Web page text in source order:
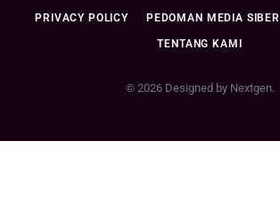
PRIVACY POLICY PEDOMAN MEDIA SIBER
TENTANG KAMI
© 2026 Designed by Nextgen.